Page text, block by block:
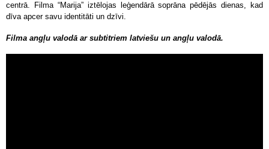
centrā. Filma “Marija” iztēlojas leģendārā soprāna pēdējās dienas, kad
dīva apcer savu identitāti un dzīvi.
Filma angļu valodā ar subtitriem latviešu un angļu valodā.